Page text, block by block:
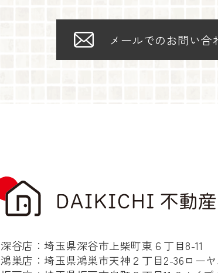
メールでのお問い合
深谷店：埼玉県深谷市上柴町東６丁目8-11
鴻巣店：埼玉県鴻巣市天神２丁目2-36ロー